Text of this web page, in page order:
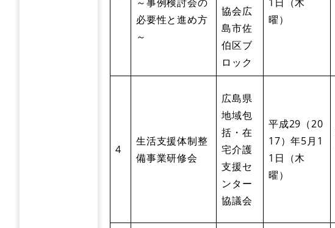
必要性と進め方
～
協会広
島市佐
伯区ブ
ロック
曜）
4
生活支援体制整
備事業研修会
広島県
地域包
括・在
宅介護
支援セ
ンター
協議会
平成29（20
17）年5月1
1日（木
曜）